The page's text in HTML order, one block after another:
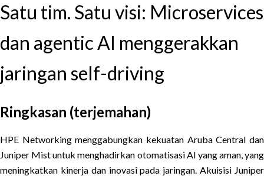
Satu tim. Satu visi: Microservices
dan agentic AI menggerakkan
jaringan self-driving
Ringkasan (terjemahan)
HPE Networking menggabungkan kekuatan Aruba Central dan
Juniper Mist untuk menghadirkan otomatisasi AI yang aman, yang
meningkatkan kinerja dan inovasi pada jaringan. Akuisisi Juniper